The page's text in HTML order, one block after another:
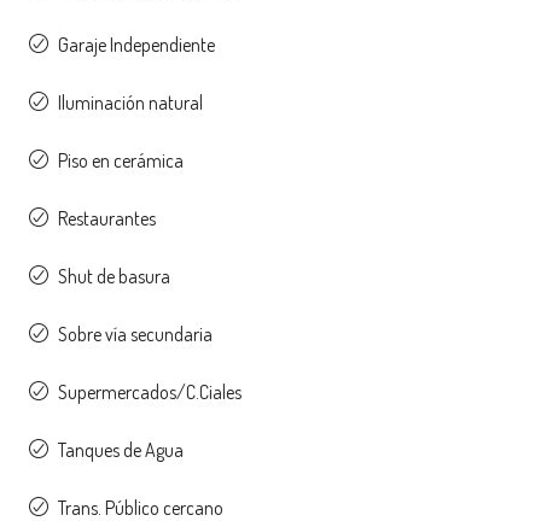
Garaje Independiente
Iluminación natural
Piso en cerámica
Restaurantes
Shut de basura
Sobre vía secundaria
Supermercados/C.Ciales
Tanques de Agua
Trans. Público cercano